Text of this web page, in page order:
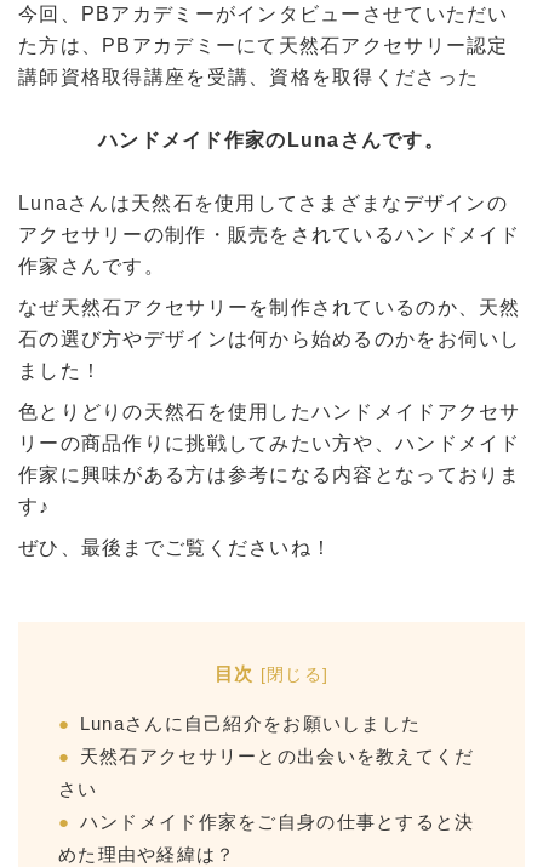
今回、PBアカデミーがインタビューさせていただい
た方は、PBアカデミーにて天然石アクセサリー認定
講師資格取得講座を受講、資格を取得くださった
ハンドメイド作家の Luna さんです。
Lunaさんは天然石を使用してさまざまなデザインの
アクセサリーの制作・販売をされているハンドメイド
作家さんです。
なぜ天然石アクセサリーを制作されているのか、天然
石の選び方やデザインは何から始めるのかをお伺いし
ました！
色とりどりの天然石を使用したハンドメイドアクセサ
リーの商品作りに挑戦してみたい方や、ハンドメイド
作家に興味がある方は参考になる内容となっておりま
す♪
ぜひ、最後までご覧くださいね！
目次 [ 閉じる ]
Lunaさんに自己紹介をお願いしました
天然石アクセサリーとの出会いを教えてくだ
さい
ハンドメイド作家をご自身の仕事とすると決
めた理由や経緯は？